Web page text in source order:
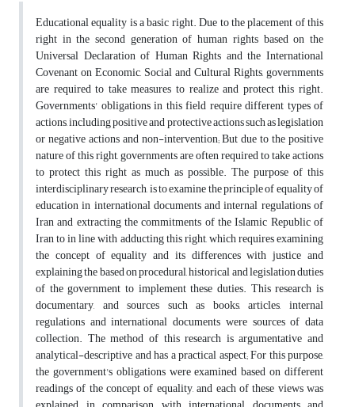
Educational equality is a basic right. Due to the placement of this
right in the second generation of human rights based on the
Universal Declaration of Human Rights and the International
Covenant on Economic, Social and Cultural Rights, governments
are required to take measures to realize and protect this right.
Governments' obligations in this field require different types of
actions, including positive and protective actions such as legislation
or negative actions and non-intervention; But due to the positive
nature of this right, governments are often required to take actions
to protect this right as much as possible. The purpose of this
interdisciplinary research, is to examine the principle of equality of
education in international documents and internal regulations of
Iran and extracting the commitments of the Islamic Republic of
Iran to in line with adducting this right, which requires examining
the concept of equality and its differences with justice and
explaining the based on procedural, historical and legislation duties
of the government to implement these duties. This research is
documentary, and sources such as books, articles, internal
regulations and international documents were sources of data
collection. The method of this research is argumentative and
analytical-descriptive and has a practical aspect; For this purpose,
the government's obligations were examined based on different
readings of the concept of equality, and each of these views was